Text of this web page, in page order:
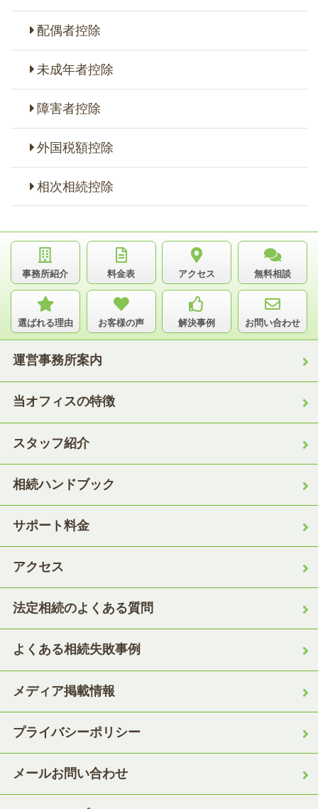
配偶者控除
未成年者控除
障害者控除
外国税額控除
相次相続控除
事務所紹介 料金表 アクセス 無料相談
選ばれる理由 お客様の声 解決事例 お問い合わせ
運営事務所案内
当オフィスの特徴
スタッフ紹介
相続ハンドブック
サポート料金
アクセス
法定相続のよくある質問
よくある相続失敗事例
メディア掲載情報
プライバシーポリシー
メールお問い合わせ